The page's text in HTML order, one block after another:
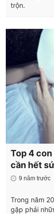
trộn.
Top 4 con
cần hết
9 năm trước
Trong năm
gặp phải